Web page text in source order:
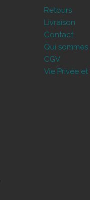
Retours
Livraison
Contact
Qui sommes
CGV
Vie Privée